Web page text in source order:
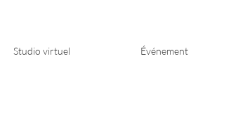
Studio virtuel Événement